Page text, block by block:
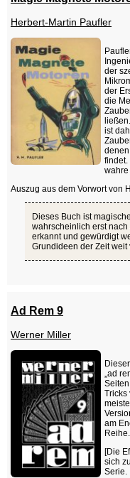
Herbert-Martin Paufler
der
der
die
ist
findet.
wahre
Auszug aus dem Vorwort von
Dieses Buch ist
wahrscheinlich erst nach
erkannt und gewürdigt
Grundideen der Zeit weit
Ad Rem 9
Werner Miller
„ad
Tricks
am
Reihe.
[Die
sich
Serie.